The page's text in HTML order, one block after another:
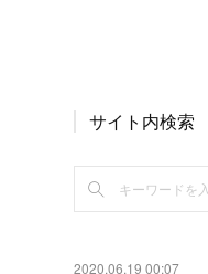
サイト内検索
2020.06.19 00:07